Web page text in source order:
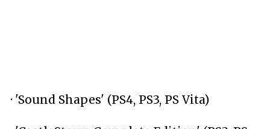
· 'Sound Shapes' (PS4, PS3, PS Vita)